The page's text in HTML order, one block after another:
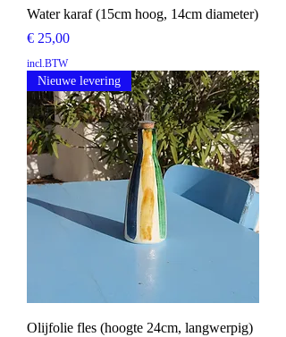
Water karaf (15cm hoog, 14cm diameter)
Prijs
€ 25,00
incl.BTW
Nieuwe levering
Olijfolie fles (hoogte 24cm, langwerpig)